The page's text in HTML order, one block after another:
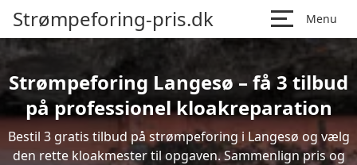
Strømpeforing-pris.dk Menu
Strømpeforing Langesø – få 3 tilbud
på professionel kloakreparation
Bestil 3 gratis tilbud på strømpeforing i Langesø og vælg
den rette kloakmester til opgaven. Sammenlign pris og